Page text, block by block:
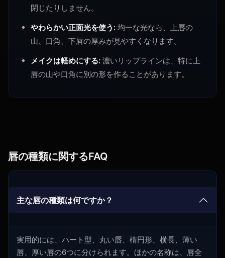
閉じたりしません。
やわらかい正面光を使う: 均一な光なら、上唇の
山、口角、下唇の厚みが見やすくなります。
メイクは軽めにする: 濃いリップラインは、特に上
唇の山や口角に別の形を作ることがあります。
唇の種類に関するFAQ
主な唇の種類は何ですか？
実用的には、ハート型、丸い唇、楕円形、横長、薄い
唇、厚い唇の6つに分けられます。ほかの名称は、唇全